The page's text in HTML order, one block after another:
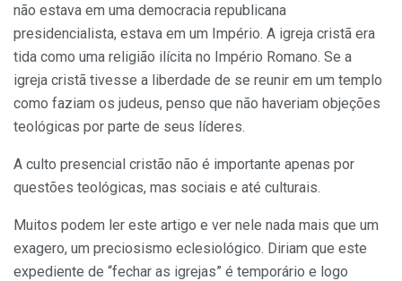
não estava em uma democracia republicana
presidencialista, estava em um Império. A igreja cristã era
tida como uma religião ilícita no Império Romano. Se a
igreja cristã tivesse a liberdade de se reunir em um templo
como faziam os judeus, penso que não haveriam objeções
teológicas por parte de seus líderes.
A culto presencial cristão não é importante apenas por
questões teológicas, mas sociais e até culturais.
Muitos podem ler este artigo e ver nele nada mais que um
exagero, um preciosismo eclesiológico. Diriam que este
expediente de “fechar as igrejas” é temporário e logo